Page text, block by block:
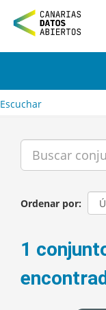
n
tEscuchar
Ordenar por
1